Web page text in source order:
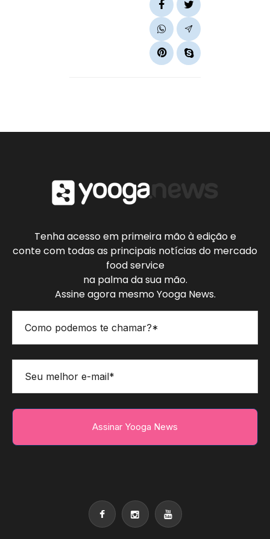
Tenha acesso em primeira mão à edição e
conte com todas as principais notícias do mercado
food service
na palma da sua mão.
Assine agora mesmo Yooga News.